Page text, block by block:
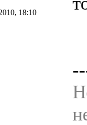
18:10